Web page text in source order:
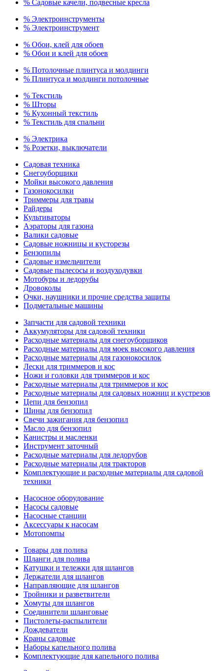
% Садовые качели, подвесные кресла
% Электроинструменты
% Электроинструмент
% Обои, клей для обоев
% Обои и клей для обоев
% Потолочные плинтуса и молдинги
% Плинтуса и молдинги потолочные
% Текстиль
% Шторы
% Кухонный текстиль
% Текстиль для спальни
% Электрика
% Розетки, выключатели
Садовая техника
Снегоуборщики
Мойки высокого давления
Газонокосилки
Триммеры для травы
Райдеры
Культиваторы
Аэраторы для газона
Валики садовые
Садовые ножницы и кусторезы
Бензопилы
Садовые измельчители
Садовые пылесосы и воздуходувки
Мотобуры и ледорубы
Дровоколы
Очки, наушники и прочие средства защиты
Подметальные машины
Запчасти для садовой техники
Аккумуляторы для садовой техники
Расходные материалы для снегоуборщиков
Расходные материалы для моек высокого давления
Расходные материалы для газонокосилок
Лески для триммеров и кос
Ножи и головки для триммеров и кос
Расходные материалы для триммеров и кос
Расходные материалы для садовых ножниц и кустрезов
Цепи для бензопил
Шины для бензопил
Свечи зажигания для бензопил
Масло для бензопил
Канистры и масленки
Инструмент заточный
Расходные материалы для ледорубов
Расходные материалы для тракторов
Комплектующие и расходные материалы для садовой
техники
Насосное оборудование
Насосы садовые
Насосные станции
Аксессуары к насосам
Мотопомпы
Товары для полива
Шланги для полива
Катушки и тележки для шлангов
Держатели для шлангов
Направляющие для шлангов
Тройники и разветвители
Хомуты для шлангов
Соединители шланговые
Пистолеты-распылители
Дождеватели
Краны садовые
Наборы капельного полива
Комплектующие для капельного полива